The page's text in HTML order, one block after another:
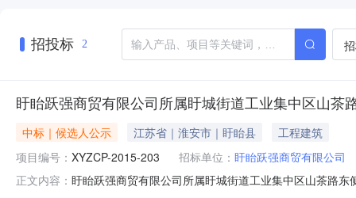
招投标 2
盱眙跃强商贸有限公司所属盱城街道工业集中区山茶
中标｜候选人公示 江苏省｜淮安市｜盱眙县
工程建筑
项目编号： XYZCP-2015-203 招标单位： 盱眙跃强商贸有限公司
正文内容： 盱眙跃强商贸有限公司所属盱城街道工业集中区山茶路